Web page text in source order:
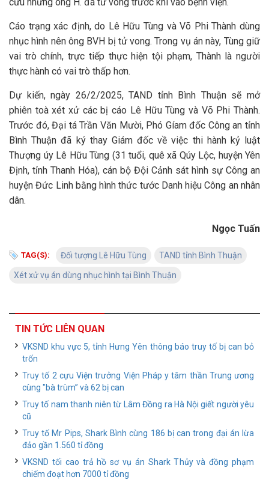
Cáo trạng xác định, do Lê Hữu Tùng và Võ Phi Thành dùng
nhục hình nên ông BVH bị tử vong. Trong vụ án này, Tùng giữ
vai trò chính, trực tiếp thực hiện tội phạm, Thành là người
thực hành có vai trò thấp hơn.
Dự kiến, ngày 26/2/2025, TAND tỉnh Bình Thuận sẽ mở
phiên toà xét xử các bị cáo Lê Hữu Tùng và Võ Phi Thành.
Trước đó, Đại tá Trần Văn Mười, Phó Gíam đốc Công an tỉnh
Bình Thuận đã ký thay Giám đốc về việc thi hành kỷ luật
Thượng úy Lê Hữu Tùng (31 tuổi, quê xã Qúy Lộc, huyện Yên
Định, tỉnh Thanh Hóa), cán bộ Đội Cảnh sát hình sự Công an
huyện Đức Linh bằng hình thức tước Danh hiệu Công an nhân
dân.
Ngọc Tuấn
TAG(S): Đối tượng Lê Hữu Tùng TAND tỉnh Bình Thuận
Xét xử vụ án dùng nhục hình tại Bình Thuận
TIN TỨC LIÊN QUAN
VKSND khu vực 5, tỉnh Hưng Yên thông báo truy tố bị can bỏ
trốn
Truy tố 2 cựu Viện trưởng Viện Pháp y tâm thần Trung ương
cùng "bà trùm” và 62 bị can
Truy tố nam thanh niên từ Lâm Đồng ra Hà Nội giết người yêu
cũ
Truy tố Mr Pips, Shark Bình cùng 186 bị can trong đại án lừa
đảo gần 1.560 tỉ đồng
VKSND tối cao trả hồ sơ vụ án Shark Thủy và đồng phạm
chiếm đoạt hơn 7000 tỉ đồng